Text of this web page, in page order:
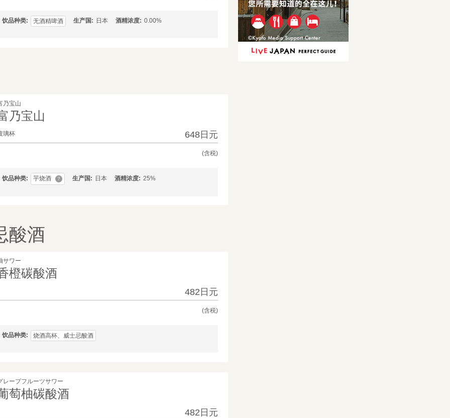
饮品种类 无酒精啤酒 生产国 日本 酒精浓度 0.00%
乃宝山
乃宝山
璃杯 648日元
(含税)
饮品种类 芋烧酒 ？ 生产国 日本 酒精浓度 25%
酸酒
サワー
橙碳酸酒
482日元
(含税)
饮品种类 烧酒高杯、威士忌酸酒
レープフルーツサワー
萄柚碳酸酒
482日元